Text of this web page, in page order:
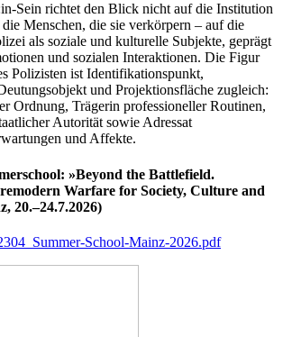
Sein richtet den Blick nicht auf die Institution
Menschen, die sie verkörpern – auf die
als soziale und kulturelle Subjekte, geprägt
und sozialen Interaktionen. Die Figur
Polizisten ist Identifikationspunkt,
und Projektionsfläche zugleich:
Ordnung, Trägerin professioneller Routinen,
Autorität sowie Adressat
und Affekte.
»Beyond the Battlefield.
Warfare for Society, Culture and
20.–24.7.2026)
School-Mainz-2026.pdf